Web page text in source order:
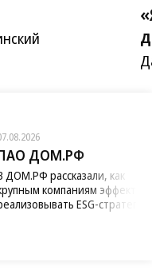
ДОМ.РФ
ДОМ.РФ рассказали, как
компаниям
ESG-стратегию